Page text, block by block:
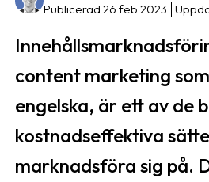
Publicerad 26 feb 2023
content marketing
engelska, är ett av de
kostnadseffektiva
marknadsföra sig på.